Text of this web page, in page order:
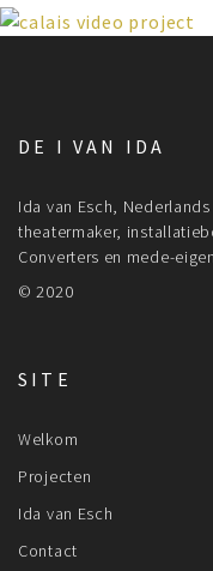
DE I VAN IDA
Ida van Esch,
theatermaker,
Converters en mede-
© 2020
SITE
Welkom
Projecten
Ida van Esch
Contact